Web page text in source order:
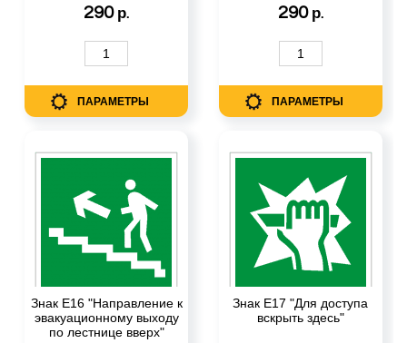
290 р.
ПАРАМЕТРЫ
290 р.
ПАРАМЕТРЫ
Знак Е16 "Направление к
эвакуационному выходу
по лестнице вверх"
Знак Е17 "Для доступа
вскрыть здесь"